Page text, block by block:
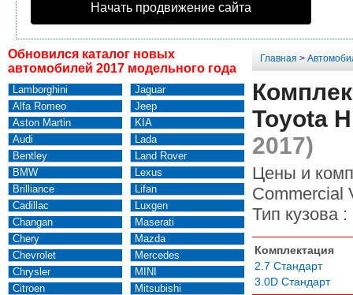
Начать продвижение сайта
Обновился каталог новых
автомобилей 2017 модельного года
Lamborghini
Alfa Romeo
Aston Martin
Audi
Bentley
BMW
Brilliance
Cadillac
Changan
Chery
Chevrolet
Chrysler
Citroen
Jaguar
Jeep
KIA
Lada
Land Rover
Lexus
Lifan
Luxgen
Maserati
Mazda
Mercedes
MINI
Mitsubishi
Главная >
Toyota
2017)
Цены и
Commercial
Тип кузова :
Комплектация
2.7 Стандарт
3.0D Стандарт